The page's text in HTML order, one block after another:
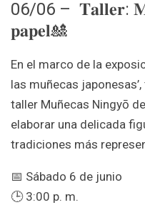
06/06 – 𝐓𝐚𝐥𝐥𝐞𝐫:
𝐩𝐚𝐩𝐞𝐥🎎
En el marco de la
las muñecas
taller Muñecas Ningyō
elaborar una delicada
tradiciones más
📅 Sábado 6 de junio
🕒 3:00 p. m.